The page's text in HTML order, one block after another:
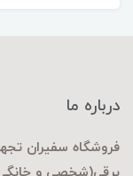
درباره ما
فروشگاه سفیران